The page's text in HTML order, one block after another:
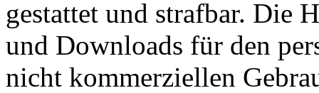
gestattet und strafbar. Die
und Downloads für den
nicht kommerziellen